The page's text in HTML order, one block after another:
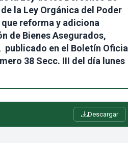
la Ley Orgánica del Poder
reforma y adiciona
de Bienes Asegurados,
en el Boletín Oficial
38 Secc. III del día lunes
Descargar